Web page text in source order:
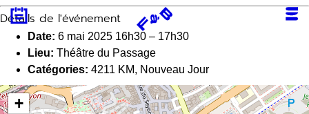
Aller
au
contenu
Détails de l'événement
Date: 6 mai 2025 16h30 – 17h30
Lieu: Théâtre du Passage
Catégories: 4211 KM, Nouveau Jour
+